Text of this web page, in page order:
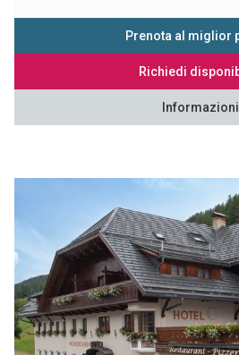
Prenota al miglior
Richiedi
Informazioni